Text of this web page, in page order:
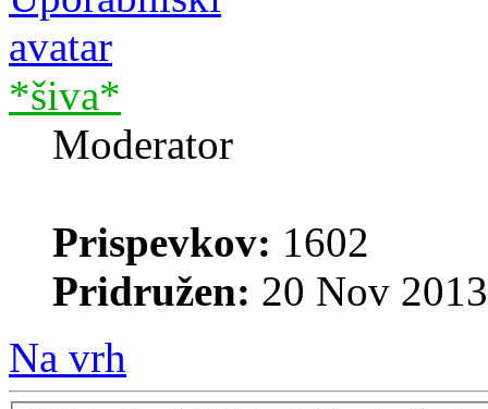
*šiva*
Moderator
Prispevkov: 1602
Pridružen: 20 Nov
Na vrh